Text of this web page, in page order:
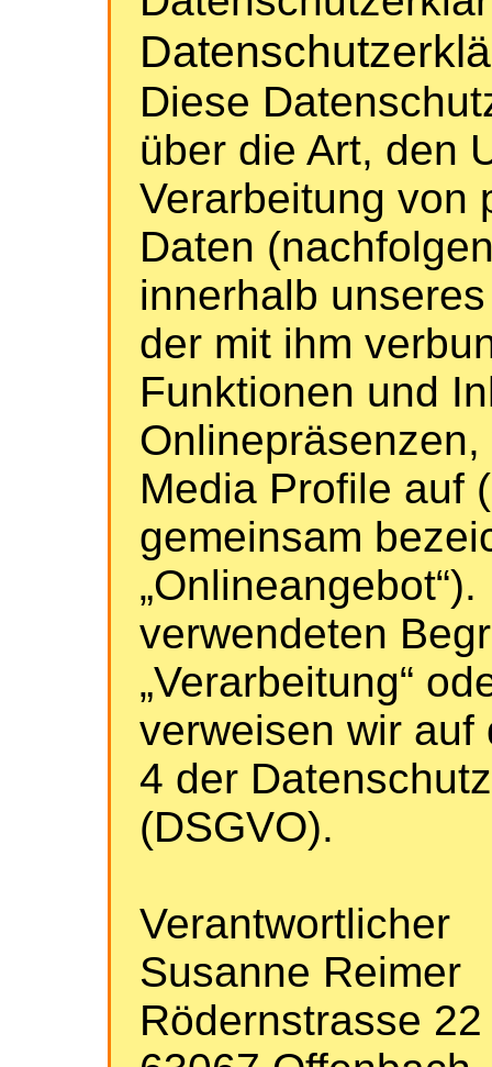
Diese
über die Art, den
Verarbeitung von
Daten
innerhalb
der mit ihm
Funktionen und
Media Profile auf
gemeinsam
verwendeten
„Verarbeitung“
verweisen wir auf
4 der
(DSGVO).
Verantwortlicher
Susanne Reimer
Rödernstrasse 22